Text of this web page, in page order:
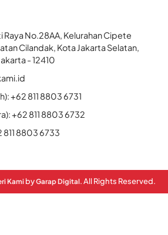
Raya No.28AA, Kelurahan Cipete
Cilandak, Kota Jakarta Selatan,
- 12410
+62 811 8803 6731
+62 811 8803 6732
811 8803 6733
Kami byGarap Digital. All Rights Reserved.